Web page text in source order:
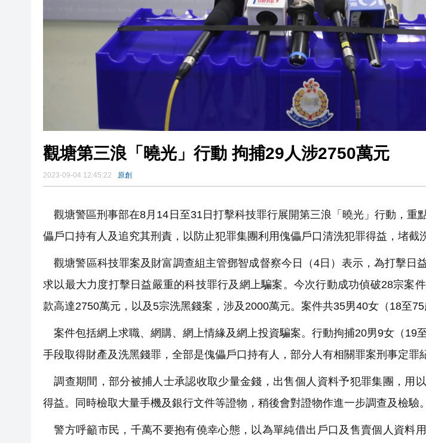
梁振英率港區全國政協委員考察團來瓊考察
2025年海南儋州以舊換新帶動消費約18億元
山東26戶省屬國企去年合計營收2.58萬億 利潤總額近936億
瀋陽鐵西校園閱讀活動解鎖閱讀新玩法
觀塘第三浪「曉光」行動 拘捕29人涉2750萬元
2023-09-04 12:45:22 原創
觀塘警區刑事部在8月14日至31日打擊科技罪行展開第三浪「曉光」行動，重
儡戶口持有人及追究其刑責，以防止犯罪集團利用傀儡戶口清洗犯罪得益，堵截
觀塘警區科技罪案及財富調查組主管鄧智成督察今日（4日 ）表示，為打擊日
求以最大力度打擊日益嚴重的科技罪行及網上騙案。今次行動成功偵破28宗案
款高達2750萬元，以及5宗洗黑錢案，涉及2000萬元。案件共35男40女 （ 18至
案件包括網上求職、網購、網上情緣及網上投資騙案。行動拘捕20男9女 （ 19
手段取得財產及洗黑錢罪，全部是傀儡戶口持有人，部分人有相關罪案刑事定罪
調查期間，部分被捕人士承認收取少量金錢，出售個人資料予犯罪集團，用
得益。同時檢取大量手機及銀行文件等證物，稍後會對證物作進一步調查及檢驗。
警方呼籲市民，千萬不要抱有僥幸心態，以為單純借出戶口及售賣個人資料